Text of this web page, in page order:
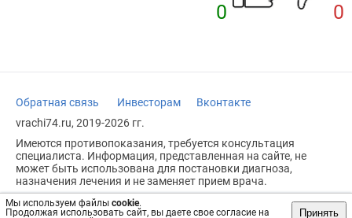
Мы используем файлы cookie.
Продолжая использовать сайт, вы даете свое согласие на
Принять
0 0
Обратная связь Инвесторам
Вконтакте
vrachi74.ru, 2019-2026 гг.
Имеются противопоказания, требуется консультация
специалиста. Информация, представленная на сайте, не
может быть использована для постановки диагноза,
назначения лечения и не заменяет прием врача.
Возрастное ограничение: 18+